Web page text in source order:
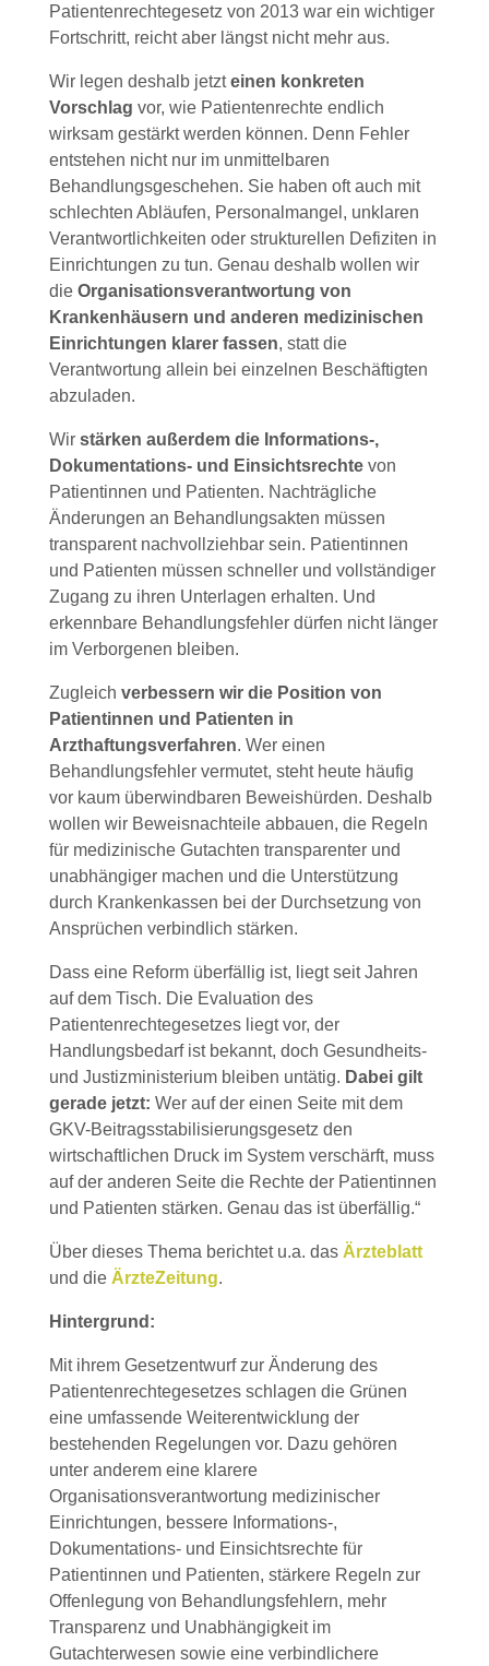
Patientenrechtegesetz von 2013 war ein wichtiger
Fortschritt, reicht aber längst nicht mehr aus.
Wir legen deshalb jetzteinen konkreten
Vorschlag vor, wie Patientenrechte endlich
wirksam gestärkt werden können. Denn Fehler
entstehen nicht nur im unmittelbaren
Behandlungsgeschehen. Sie haben oft auch mit
schlechten Abläufen, Personalmangel, unklaren
Verantwortlichkeiten oder strukturellen Defiziten in
Einrichtungen zu tun. Genau deshalb wollen wir
die Organisationsverantwortung von
Krankenhäusern und anderen medizinischen
Einrichtungen klarer fassen, statt die
Verantwortung allein bei einzelnen Beschäftigten
abzuladen.
Wir stärken außerdem die Informations-,
Dokumentations- und Einsichtsrechtevon
Patientinnen und Patienten. Nachträgliche
Änderungen an Behandlungsakten müssen
transparent nachvollziehbar sein. Patientinnen
und Patienten müssen schneller und vollständiger
Zugang zu ihren Unterlagen erhalten. Und
erkennbare Behandlungsfehler dürfen nicht länger
im Verborgenen bleiben.
Zugleich verbessern wir die Position von
Patientinnen und Patienten in
Arzthaftungsverfahren. Wer einen
Behandlungsfehler vermutet, steht heute häufig
vor kaum überwindbaren Beweishürden. Deshalb
wollen wir Beweisnachteile abbauen, die Regeln
für medizinische Gutachten transparenter und
unabhängiger machen und die Unterstützung
durch Krankenkassen bei der Durchsetzung von
Ansprüchen verbindlich stärken.
Dass eine Reform überfällig ist, liegt seit Jahren
auf dem Tisch. Die Evaluation des
Patientenrechtegesetzes liegt vor, der
Handlungsbedarf ist bekannt, doch Gesundheits-
und Justizministerium bleiben untätig. Dabei gilt
gerade jetzt: Wer auf der einen Seite mit dem
GKV-Beitragsstabilisierungsgesetz den
wirtschaftlichen Druck im System verschärft, muss
auf der anderen Seite die Rechte der Patientinnen
und Patienten stärken. Genau das ist überfällig.“
Über dieses Thema berichtet u.a. das Ärzteblatt
und die ÄrzteZeitung.
Hintergrund:
Mit ihrem Gesetzentwurf zur Änderung des
Patientenrechtegesetzes schlagen die Grünen
eine umfassende Weiterentwicklung der
bestehenden Regelungen vor. Dazu gehören
unter anderem eine klarere
Organisationsverantwortung medizinischer
Einrichtungen, bessere Informations-,
Dokumentations- und Einsichtsrechte für
Patientinnen und Patienten, stärkere Regeln zur
Offenlegung von Behandlungsfehlern, mehr
Transparenz und Unabhängigkeit im
Gutachterwesen sowie eine verbindlichere